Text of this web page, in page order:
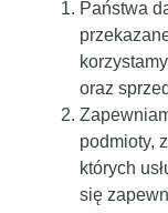
Państwa
oraz
podmioty,
których
się